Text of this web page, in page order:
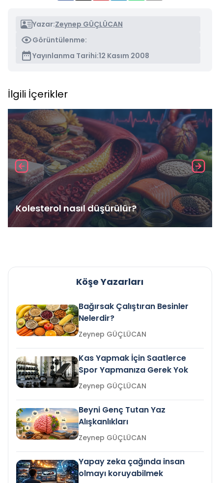
Yazar:Zeynep GÜÇLÜCAN
Görüntülenme:
Yayınlanma Tarihi:12 Kasım 2008
İlgili İçerikler
Kolesterol nasıl düşürülür?
Köşe Yazarları
Bağırsak Çalıştıran Besinler
Nelerdir?
Zeynep GÜÇLÜCAN
Kas Yapmak İçin Saatlerce
Spor Yapmanıza Gerek Yok
Zeynep GÜÇLÜCAN
Beyni Genç Tutan Yaz
Alışkanlıkları
Zeynep GÜÇLÜCAN
Yapay zeka çağında insan
olmayı koruyabilmek